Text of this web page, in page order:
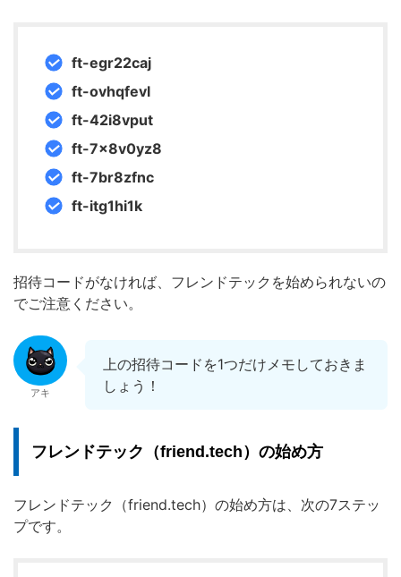
ft-egr22caj
ft-ovhqfevl
ft-42i8vput
ft-7x8v0yz8
ft-7br8zfnc
ft-itg1hi1k
招待コードがなければ、フレンドテックを始められないの
でご注意ください。
アキ
上の招待コードを1つだけメモしておきま
しょう！
フレンドテック（friend.tech）の始め方
フレンドテック（friend.tech）の始め方は、次の7ステッ
プです。